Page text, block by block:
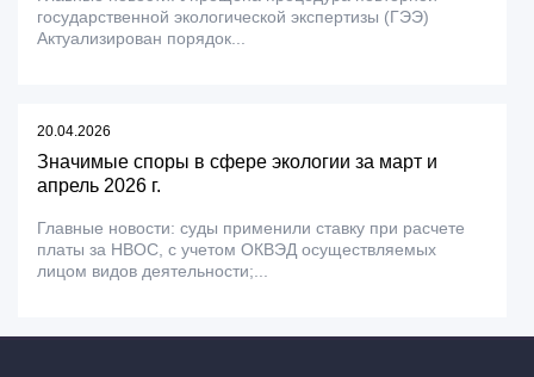
государственной экологической экспертизы (ГЭЭ)
Актуализирован порядок...
20.04.2026
Значимые споры в сфере экологии за март и
апрель 2026 г.
Главные новости: суды применили ставку при расчете
платы за НВОС, с учетом ОКВЭД осуществляемых
лицом видов деятельности;...